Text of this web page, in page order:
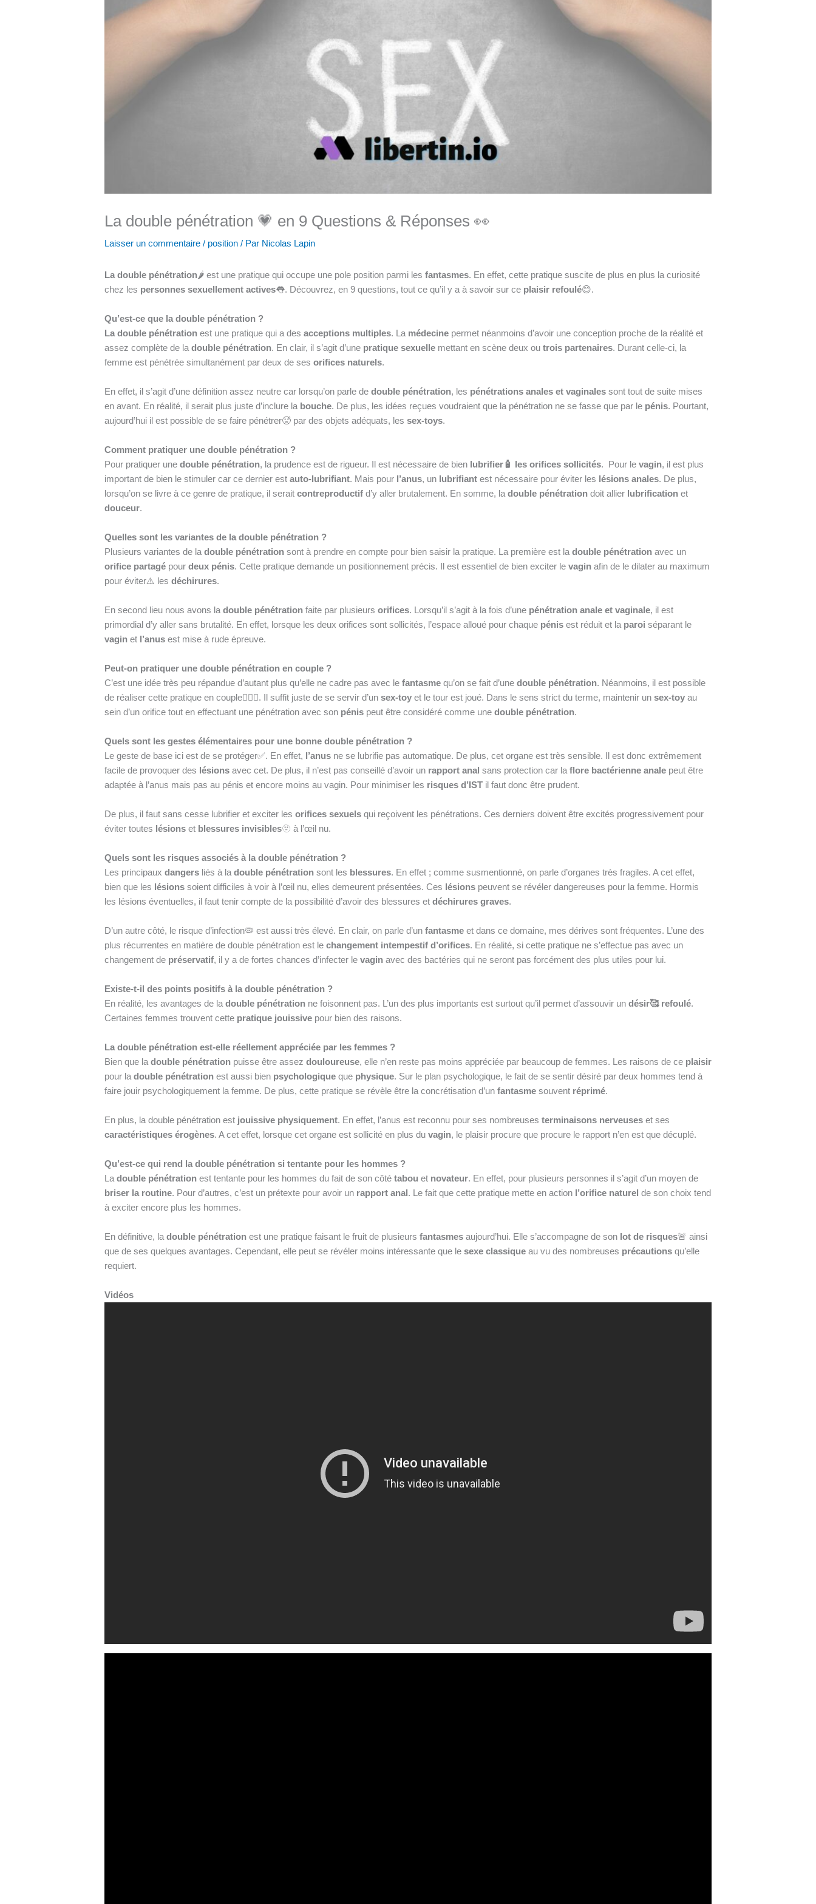
La double pénétration 💗 en 9 Questions & Réponses 👀
Laisser un commentaire / position / Par Nicolas Lapin
La double pénétration🌶️ est une pratique qui occupe une pole position parmi les fantasmes. En effet, cette pratique suscite de plus en plus la curiosité
chez les personnes sexuellement actives👅. Découvrez, en 9 questions, tout ce qu’il y a à savoir sur ce plaisir refoulé😊.
Qu’est-ce que la double pénétration ?
La double pénétration est une pratique qui a des acceptions multiples. La médecine permet néanmoins d’avoir une conception proche de la réalité et
assez complète de ladouble pénétration. En clair, il s’agit d’une pratique sexuelle mettant en scène deux ou trois partenaires. Durant celle-ci, la
femme est pénétrée simultanément par deux de ses orifices naturels.
En effet, il s’agit d’une définition assez neutre car lorsqu’on parle de double pénétration, les pénétrations anales et vaginales sont tout de suite mises
en avant. En réalité, il serait plus juste d’inclure la bouche. De plus, les idées reçues voudraient que la pénétration ne se fasse que par le pénis. Pourtant,
aujourd’hui il est possible de se faire pénétrer🥵 par des objets adéquats, les sex-toys.
Comment pratiquer une double pénétration ?
Pour pratiquer une double pénétration, la prudence est de rigueur. Il est nécessaire de bien lubrifier🧴 les orifices sollicités. Pour le vagin, il est plus
important de bien le stimuler car ce dernier est auto-lubrifiant. Mais pour l’anus, un lubrifiant est nécessaire pour éviter les lésions anales. De plus,
lorsqu’on se livre à ce genre de pratique, il serait contreproductif d’y aller brutalement. En somme, ladouble pénétration doit allier lubrification et
douceur.
Quelles sont les variantes de la double pénétration ?
Plusieurs variantes de ladouble pénétration sont à prendre en compte pour bien saisir la pratique. La première est ladouble pénétration avec un
orifice partagé pour deux pénis. Cette pratique demande un positionnement précis. Il est essentiel de bien exciter le vagin afin de le dilater au maximum
pour éviter⚠️ les déchirures.
En second lieu nous avons ladouble pénétration faite par plusieurs orifices. Lorsqu’il s’agit à la fois d’une pénétration anale et vaginale, il est
primordial d’y aller sans brutalité. En effet, lorsque les deux orifices sont sollicités, l’espace alloué pour chaque pénis est réduit et la paroi séparant le
vagin et l’anus est mise à rude épreuve.
Peut-on pratiquer une double pénétration en couple ?
C’est une idée très peu répandue d’autant plus qu’elle ne cadre pas avec le fantasme qu’on se fait d’une double pénétration. Néanmoins, il est possible
de réaliser cette pratique en couple👩‍❤️‍👨. Il suffit juste de se servir d’un sex-toy et le tour est joué. Dans le sens strict du terme, maintenir un sex-toy au
sein d’un orifice tout en effectuant une pénétration avec son pénis peut être considéré comme une double pénétration.
Quels sont les gestes élémentaires pour une bonne double pénétration ?
Le geste de base ici est de se protéger✅. En effet, l’anus ne se lubrifie pas automatique. De plus, cet organe est très sensible. Il est donc extrêmement
facile de provoquer des lésions avec cet. De plus, il n’est pas conseillé d’avoir un rapport anal sans protection car laflore bactérienne anale peut être
adaptée à l’anus mais pas au pénis et encore moins au vagin. Pour minimiser les risques d’IST il faut donc être prudent.
De plus, il faut sans cesse lubrifier et exciter les orifices sexuels qui reçoivent les pénétrations. Ces derniers doivent être excités progressivement pour
éviter toutes lésions et blessures invisibles🫥 à l’œil nu.
Quels sont les risques associés à la double pénétration ?
Les principaux dangers liés à ladouble pénétration sont les blessures. En effet ; comme susmentionné, on parle d’organes très fragiles. A cet effet,
bien que les lésions soient difficiles à voir à l’œil nu, elles demeurent présentées. Ces lésions peuvent se révéler dangereuses pour la femme. Hormis
les lésions éventuelles, il faut tenir compte de la possibilité d’avoir des blessures et déchirures graves.
D’un autre côté, le risque d’infection🦠 est aussi très élevé. En clair, on parle d’un fantasme et dans ce domaine, mes dérives sont fréquentes. L’une des
plus récurrentes en matière de double pénétration est le changement intempestif d’orifices. En réalité, si cette pratique ne s’effectue pas avec un
changement de préservatif, il y a de fortes chances d’infecter le vagin avec des bactéries qui ne seront pas forcément des plus utiles pour lui.
Existe-t-il des points positifs à la double pénétration ?
En réalité, les avantages de ladouble pénétration ne foisonnent pas. L’un des plus importants est surtout qu’il permet d’assouvir un désir🥰 refoulé.
Certaines femmes trouvent cette pratique jouissive pour bien des raisons.
La double pénétration est-elle réellement appréciée par les femmes ?
Bien que ladouble pénétration puisse être assez douloureuse, elle n’en reste pas moins appréciée par beaucoup de femmes. Les raisons de ce plaisir
pour ladouble pénétration est aussi bien psychologique que physique. Sur le plan psychologique, le fait de se sentir désiré par deux hommes tend à
faire jouir psychologiquement la femme. De plus, cette pratique se révèle être la concrétisation d’un fantasme souvent réprimé.
En plus, la double pénétration est jouissive physiquement. En effet, l’anus est reconnu pour ses nombreuses terminaisons nerveuses et ses
caractéristiques érogènes. A cet effet, lorsque cet organe est sollicité en plus du vagin, le plaisir procure que procure le rapport n’en est que décuplé.
Qu’est-ce qui rend la double pénétration si tentante pour les hommes ?
Ladouble pénétration est tentante pour les hommes du fait de son côté tabou et novateur. En effet, pour plusieurs personnes il s’agit d’un moyen de
briser la routine. Pour d’autres, c’est un prétexte pour avoir un rapport anal . Le fait que cette pratique mette en action l’orifice naturel de son choix tend
à exciter encore plus les hommes.
En définitive, ladouble pénétration est une pratique faisant le fruit de plusieurs fantasmes aujourd’hui. Elle s’accompagne de son lot de risques🚨 ainsi
que de ses quelques avantages. Cependant, elle peut se révéler moins intéressante que le sexe classique au vu des nombreuses précautions qu’elle
requiert.
Vidéos